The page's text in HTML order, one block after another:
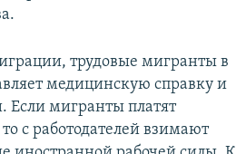
трудовые мигранты в
медицинскую справку и
Если мигранты платят
с работодателей взимают